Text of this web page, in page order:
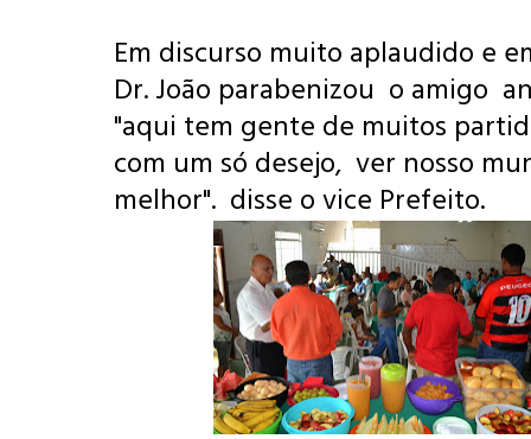
Em discurso muito aplaudido e
Dr. João parabenizou o amigo
"aqui tem gente de muitos
com um só desejo, ver nosso
melhor". disse o vice Prefeito.